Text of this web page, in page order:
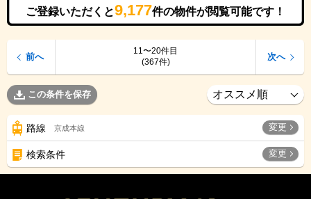
ご登録いただくと9,177件の物件が閲覧可能です！
11〜20件目
(367件)
前へ 次へ
この条件を保存
路線 京成本線 変更
検索条件 変更